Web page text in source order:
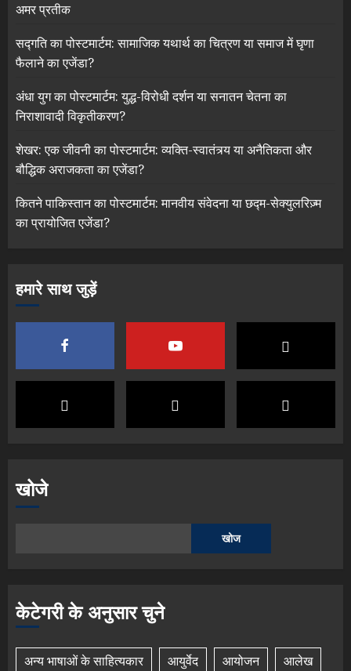
अमर प्रतीक
सद्गति का पोस्टमार्टम: सामाजिक यथार्थ का चित्रण या समाज में घृणा
फैलाने का एजेंडा?
अंधा युग का पोस्टमार्टम: युद्ध-विरोधी दर्शन या सनातन चेतना का
निराशावादी विकृतीकरण?
शेखर: एक जीवनी का पोस्टमार्टम: व्यक्ति-स्वातंत्र्य या अनैतिकता और
बौद्धिक अराजकता का एजेंडा?
कितने पाकिस्तान का पोस्टमार्टम: मानवीय संवेदना या छद्म-सेक्युलरिज़्म
का प्रायोजित एजेंडा?
हमारे साथ जुड़ें
खोजे
खोज
केटेगरी के अनुसार चुने
अन्य भाषाओं के साहित्यकार आयुर्वेद आयोजन
आलेख